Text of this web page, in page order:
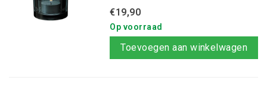
€19,90
Op voorraad
Toevoegen aan winkelwagen